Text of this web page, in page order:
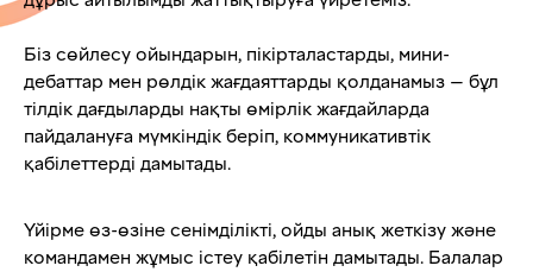
Біз сөйлесу ойындарын, пікірталастарды, мини-
дебаттар мен рөлдік жағдаяттарды қолданамыз — бұл
тілдік дағдыларды нақты өмірлік жағдайларда
пайдалануға мүмкіндік беріп, коммуникативтік
қабілеттерді дамытады.
Үйірме өз-өзіне сенімділікті, ойды анық жеткізу және
командамен жұмыс істеу қабілетін дамытады. Балалар